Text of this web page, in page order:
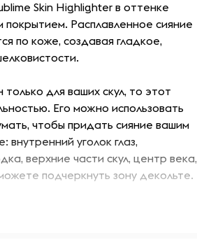
Skin Highlighter в оттенке
покрытием. Расплавленное сияние
по коже, создавая гладкое,
для ваших скул, то этот
Его можно использовать
чтобы придать сияние вашим
уголок глаз,
верхние части скул, центр века,
подчеркнуть зону декольте.
шампанского.